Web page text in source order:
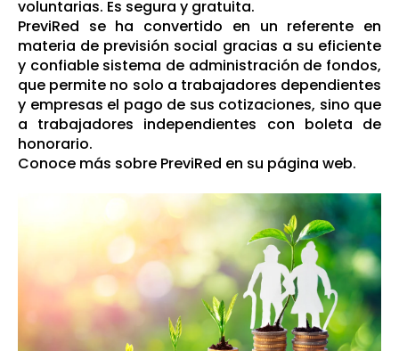
voluntarias. Es segura y gratuita.
PreviRed se ha convertido en un referente en
materia de previsión social gracias a su eficiente
y confiable sistema de administración de fondos,
que permite no solo a trabajadores dependientes
y empresas el pago de sus cotizaciones, sino que
a trabajadores independientes con boleta de
honorario.
Conoce más sobre PreviRed en su página web.